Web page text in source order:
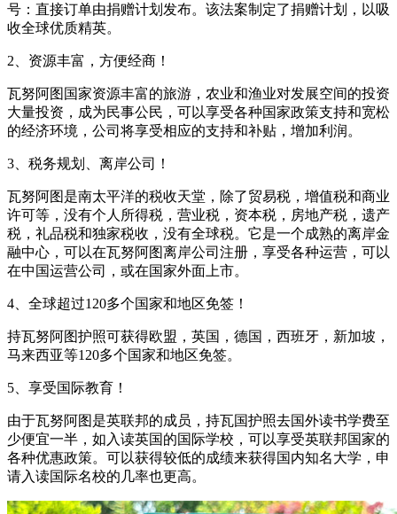
号：直接订单由捐赠计划发布。该法案制定了捐赠计划，以吸
收全球优质精英。
2、资源丰富，方便经商！
瓦努阿图国家资源丰富的旅游，农业和渔业对发展空间的投资
大量投资，成为民事公民，可以享受各种国家政策支持和宽松
的经济环境，公司将享受相应的支持和补贴，增加利润。
3、税务规划、离岸公司！
瓦努阿图是南太平洋的税收天堂，除了贸易税，增值税和商业
许可等，没有个人所得税，营业税，资本税，房地产税，遗产
税，礼品税和独家税收，没有全球税。它是一个成熟的离岸金
融中心，可以在瓦努阿图离岸公司注册，享受各种运营，可以
在中国运营公司，或在国家外面上市。
4、全球超过120多个国家和地区免签！
持瓦努阿图护照可获得欧盟，英国，德国，西班牙，新加坡，
马来西亚等120多个国家和地区免签。
5、享受国际教育！
由于瓦努阿图是英联邦的成员，持瓦国护照去国外读书学费至
少便宜一半，如入读英国的国际学校，可以享受英联邦国家的
各种优惠政策。可以获得较低的成绩来获得国内知名大学，申
请入读国际名校的几率也更高。